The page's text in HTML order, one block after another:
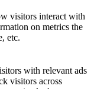
visitors interact with
on metrics the
etc.
with relevant ads
visitors across